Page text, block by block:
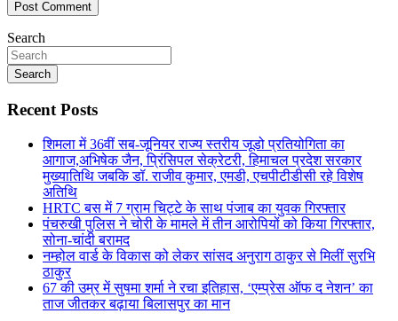
Search
Search
Recent Posts
शिमला में 36वीं सब-जूनियर राज्य स्तरीय जूडो प्रतियोगिता का
आगाज,अभिषेक जैन, प्रिंसिपल सेक्रेटरी, हिमाचल प्रदेश सरकार
मुख्यातिथि जबकि डॉ. राजीव कुमार, एमडी, एचपीटीडीसी रहे विशेष
अतिथि
HRTC बस में 7 ग्राम चिट्टे के साथ पंजाब का युवक गिरफ्तार
पंचरुखी पुलिस ने चोरी के मामले में तीन आरोपियों को किया गिरफ्तार,
सोना-चांदी बरामद
नम्होल वार्ड के विकास को लेकर सांसद अनुराग ठाकुर से मिलीं सुरभि
ठाकुर
67 की उम्र में सुषमा शर्मा ने रचा इतिहास, ‘एम्प्रेस ऑफ द नेशन’ का
ताज जीतकर बढ़ाया बिलासपुर का मान